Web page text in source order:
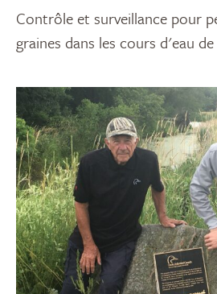
Contrôle et surveillance pour
graines dans les cours d'eau